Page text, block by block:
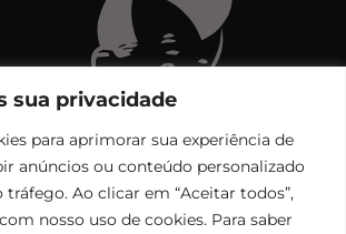
sua privacidade
para aprimorar sua experiência de
anúncios ou conteúdo personalizado
tráfego. Ao clicar em “Aceitar todos”,
nosso uso de cookies. Para saber